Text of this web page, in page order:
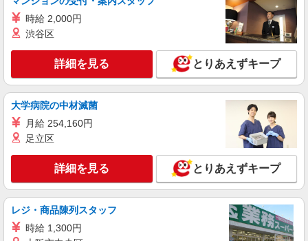
時給 2,000円
渋谷区
詳細を見る とりあえずキープ
大学病院の中材滅菌
月給 254,160円
足立区
詳細を見る とりあえずキープ
レジ・商品陳列スタッフ
時給 1,300円